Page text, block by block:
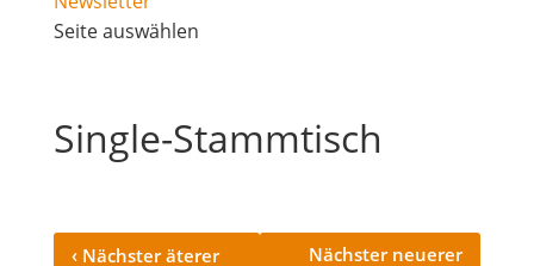
Seite auswählen
Single-Stammtisch
‹Nächster äterer
Nächster neuerer